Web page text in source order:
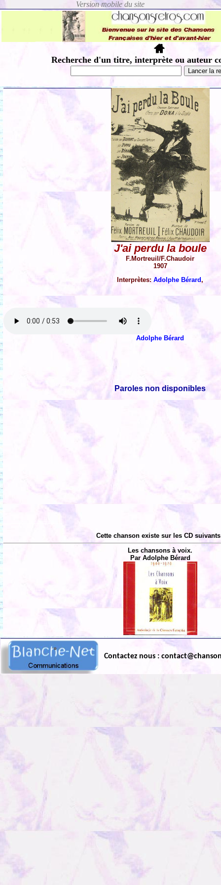
Recherche d'un titre, interprète ou auteur
J'ai perdu la boule
F.Mortreuil/F.Chaudoir
1907
Interprètes:Adolphe Bérard,
Adolphe Bérard
Paroles non disponibles
Cette chanson existe sur les CD
Les chansons à voix.
Par Adolphe Bérard
Contactez nous :